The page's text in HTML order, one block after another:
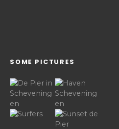
SOME PICTURES